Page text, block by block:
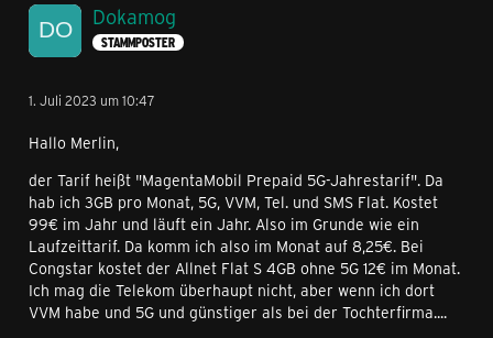
Dokamog
STAMMPOSTER
1. Juli 2023 um 10:47
Hallo Merlin,
der Tarif heißt "MagentaMobil Prepaid 5G-Jahrestarif". Da
hab ich 3GB pro Monat, 5G, VVM, Tel. und SMS Flat. Kostet
99€ im Jahr und läuft ein Jahr. Also im Grunde wie ein
Laufzeittarif. Da komm ich also im Monat auf 8,25€. Bei
Congstar kostet der Allnet Flat S 4GB ohne 5G 12€ im Monat.
Ich mag die Telekom überhaupt nicht, aber wenn ich dort
VVM habe und 5G und günstiger als bei der Tochterfirma....